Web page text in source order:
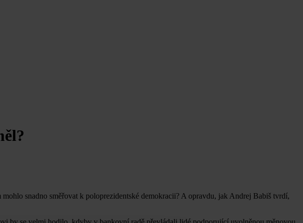
snadno směřovat k poloprezidentské demokracii? A opravdu, jak Andrej Babiš tvrdí,